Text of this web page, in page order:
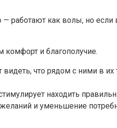
— работают как волы, но
и благополучие.
что рядом с ними в
находить
и уменьшение